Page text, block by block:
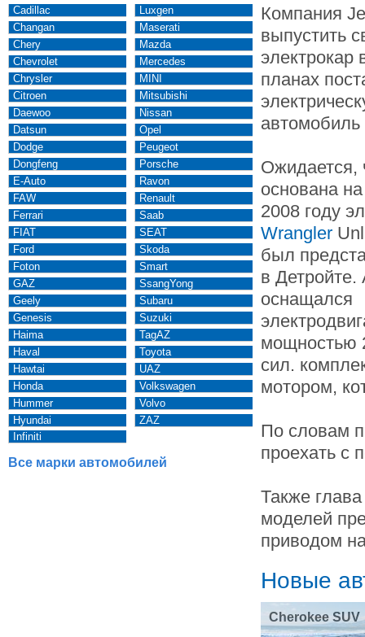
Cadillac
Changan
Chery
Chevrolet
Chrysler
Citroen
Daewoo
Datsun
Dodge
Dongfeng
E-Auto
FAW
Ferrari
FIAT
Ford
Foton
GAZ
Geely
Genesis
Haima
Haval
Hawtai
Honda
Hummer
Hyundai
Infiniti
Luxgen
Maserati
Mazda
Mercedes
MINI
Mitsubishi
Nissan
Opel
Peugeot
Porsche
Ravon
Renault
Saab
SEAT
Skoda
Smart
SsangYong
Subaru
Suzuki
TagAZ
Toyota
UAZ
Volkswagen
Volvo
ZAZ
Все марки автомобилей
Компания
выпустить
электрокар
планах
автомобиль
Ожидается,
основана
2008 году
Wrangler
был
в
оснащался
мощностью
сил.
мотором,
По словам
проехать с
Также
моделей
приводом
Новые
Cherokee SUV